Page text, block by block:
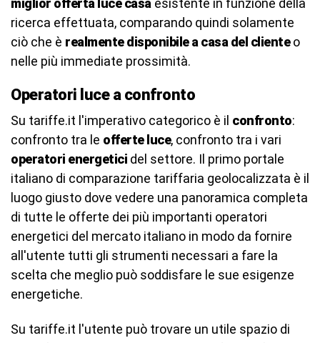
miglior offerta luce casa esistente in funzione della
ricerca effettuata, comparando quindi solamente
ciò che è realmente disponibile a casa del clienteo
nelle più immediate prossimità.
Operatori luce a confronto
Su tariffe.it l'imperativo categorico è il confronto:
confronto tra le offerte luce, confronto tra i vari
operatori energetici del settore. Il primo portale
italiano di comparazione tariffaria geolocalizzata è il
luogo giusto dove vedere una panoramica completa
di tutte le offerte dei più importanti operatori
energetici del mercato italiano in modo da fornire
all'utente tutti gli strumenti necessari a fare la
scelta che meglio può soddisfare le sue esigenze
energetiche.
Su tariffe.it l'utente può trovare un utile spazio di